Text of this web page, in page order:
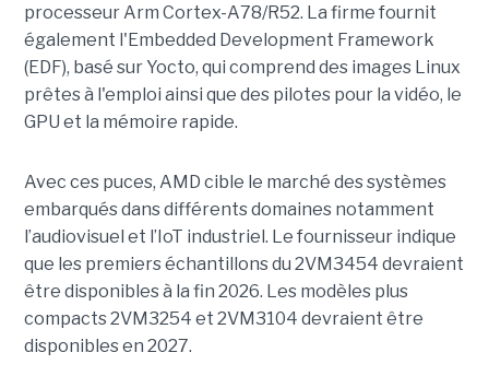
processeur Arm Cortex-A78/R52. La firme fournit
également l'Embedded Development Framework
(EDF), basé sur Yocto, qui comprend des images Linux
prêtes à l'emploi ainsi que des pilotes pour la vidéo, le
GPU et la mémoire rapide.
Avec ces puces, AMD cible le marché des systèmes
embarqués dans différents domaines notamment
l’audiovisuel et l’IoT industriel. Le fournisseur indique
que les premiers échantillons du 2VM3454 devraient
être disponibles à la fin 2026. Les modèles plus
compacts 2VM3254 et 2VM3104 devraient être
disponibles en 2027.